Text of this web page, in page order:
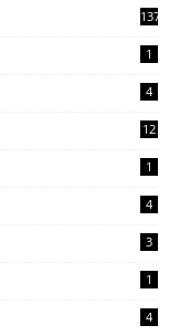
137
1
4
12
1
4
3
1
4